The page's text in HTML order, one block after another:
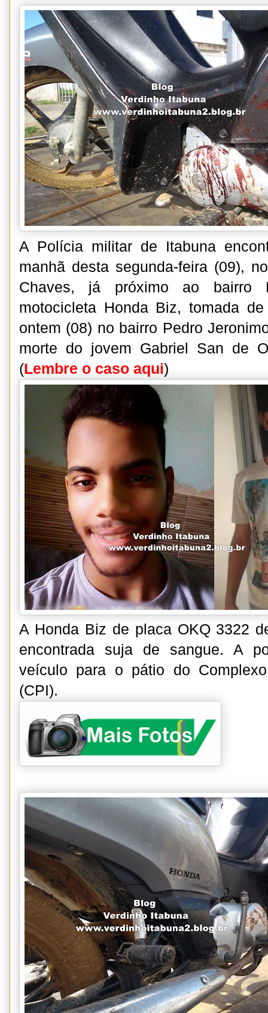
A Polícia militar de Itabuna
manhã desta segunda-feira (09),
Chaves, já próximo ao bairro
motocicleta Honda Biz, tomada
ontem (08) no bairro Pedro
morte do jovem Gabriel San de
(Lembre o caso aqui)
A Honda Biz de placa OKQ 3322
encontrada suja de sangue. A
veículo para o pátio do
(CPI).